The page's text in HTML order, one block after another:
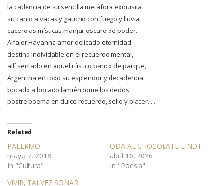
la cadencia de su sencilla metáfora exquisita
su canto a vacas y gaucho con fuego y lluvia,
cacerolas místicas manjar oscuro de poder.
Alfajor Havanna amor delicado eternidad
destino inolvidable en el recuerdo mental,
allí sentado en aquel rústico banco de parque,
Argentina en todo su esplendor y decadencia
bocado a bocado lamiéndome los dedos,
postre poema en dulce recuerdo, sello y placer. . .
Related
PALERMO
mayo 7, 2018
In "Cultura"
ODA AL CHOCOLATE LINDT
abril 16, 2026
In "Poesía"
VIVIR, TALVEZ SOÑAR